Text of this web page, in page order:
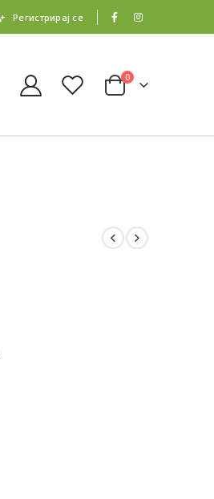
Регистрирај се
0